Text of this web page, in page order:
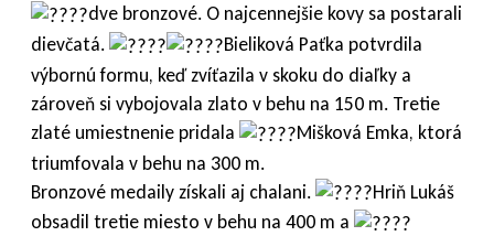
dve bronzové. O najcennejšie kovy sa postarali
dievčatá.
Bieliková Paťka potvrdila
výbornú formu, keď zvíťazila v skoku do diaľky a
zároveň si vybojovala zlato v behu na 150 m. Tretie
zlaté umiestnenie pridala
Mišková Emka, ktorá
triumfovala v behu na 300 m.
Bronzové medaily získali aj chalani.
Hriň Lukáš
obsadil tretie miesto v behu na 400 m a